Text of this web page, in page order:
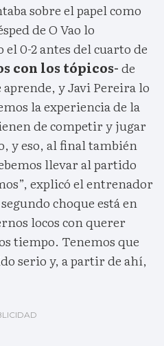
sobre el papel como
de O Vao lo
0-2 antes del cuarto de
con los tópicos-de
y Javi Pereira lo
la experiencia de la
de competir y jugar
y eso, al final también
llevar al partido
explicó el entrenador
choque está en
locos con querer
tiempo. Tenemos que
serio y, a partir de ahí,